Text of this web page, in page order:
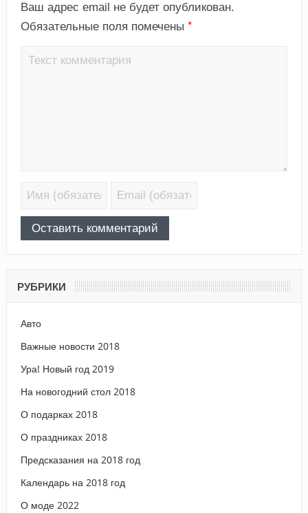
Ваш адрес email не будет опубликован.
Обязательные поля помечены *
РУБРИКИ
Авто
Важные новости 2018
Ура! Новый год 2019
На новогодний стол 2018
О подарках 2018
О праздниках 2018
Предсказания на 2018 год
Календарь на 2018 год
О моде 2022